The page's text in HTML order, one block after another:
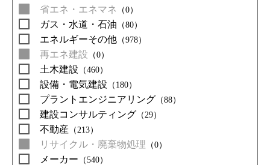
省エネ・エネマネ （0）
ガス・水道・石油 （80）
エネルギーその他 （978）
再エネ建設 （0）
土木建設 （460）
設備・電気建設 （180）
プラントエンジニアリング （88）
建設コンサルティング （29）
不動産 （213）
リサイクル・廃棄物処理 （0）
メーカー （540）